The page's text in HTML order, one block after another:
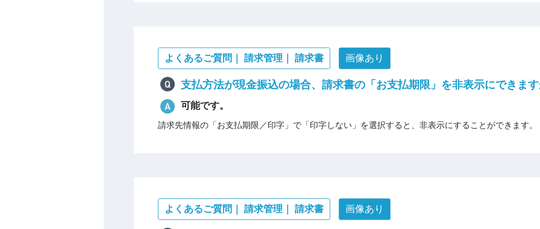
よくあるご質問｜ 請求管理｜ 請求書 画像あり
支払方法が現金振込の場合、請求書の「お支払期限」を非表示にできま
可能です。
請求先情報の「お支払期限／印字」で「印字しない」を選択すると、非表示にすることができます。
よくあるご質問｜ 請求管理｜ 請求書 画像あり